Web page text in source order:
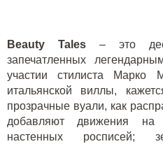
Beauty Tales – это
запечатленных
участии стилиста Марко
итальянской виллы,
прозрачные вуали, как
добавляют движения на
настенных росписей;